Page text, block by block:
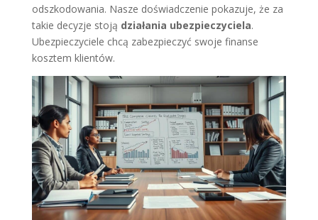
odszkodowania. Nasze doświadczenie pokazuje, że za
takie decyzje stoją działania ubezpieczyciela.
Ubezpieczyciele chcą zabezpieczyć swoje finanse
kosztem klientów.